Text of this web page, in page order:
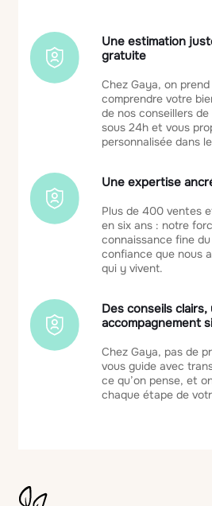
Une estimation
gratuite
Chez Gaya, on
comprendre votre
de nos conseillers
sous 24h et vous
personnalisée dans
Une expertise
Plus de 400 ventes
en six ans : notre
connaissance fine
confiance que nous
qui y vivent.
Des conseils clairs,
accompagnement
Chez Gaya, pas de
vous guide avec
ce qu’on pense, et
chaque étape de